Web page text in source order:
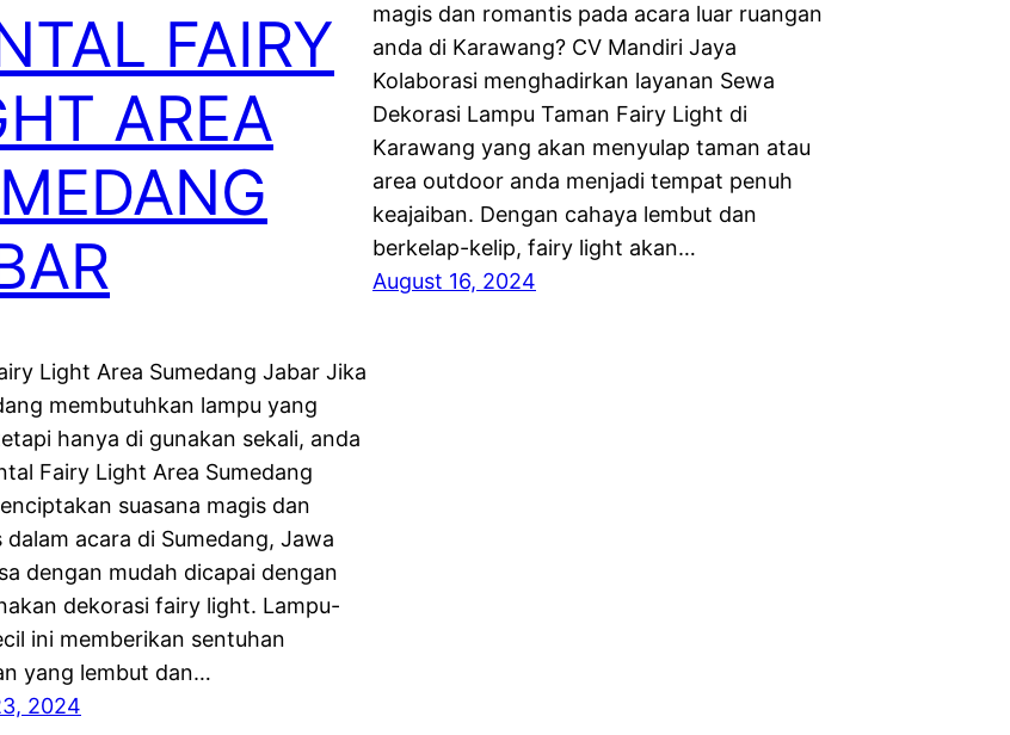
FAIRY
AREA
Light Area Sumedang Jabar Jika
membutuhkan lampu yang
hanya di gunakan sekali, anda
Fairy Light Area Sumedang
suasana magis dan
dalam acara di Sumedang, Jawa
dengan mudah dicapai dengan
dekorasi fairy light. Lampu-
ini memberikan sentuhan
yang lembut dan…
2024
magis dan romantis pada acara luar ruangan
anda di Karawang? CV Mandiri Jaya
Kolaborasi menghadirkan layanan Sewa
Dekorasi Lampu Taman Fairy Light di
Karawang yang akan menyulap taman atau
area outdoor anda menjadi tempat penuh
keajaiban. Dengan cahaya lembut dan
berkelap-kelip, fairy light akan…
August 16, 2024